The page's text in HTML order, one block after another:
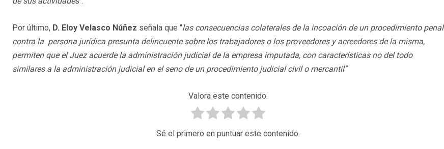
Por último, D. Eloy Velasco Núñez señala que "las consecuencias colaterales de la incoación de un procedimiento penal
contra la persona jurídica presunta delincuente sobre los trabajadores o los proveedores y acreedores de la misma,
permiten que el Juez acuerde la administración judicial de la empresa imputada, con características no del todo
similares a la administración judicial en el seno de un procedimiento judicial civil o mercantil"
Valora este contenido.
Sé el primero en puntuar este contenido.